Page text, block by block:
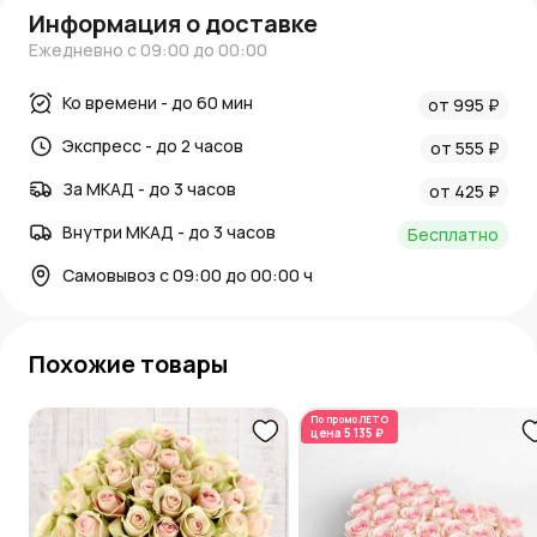
Информация о доставке
Ежедневно с 09:00 до 00:00
Ко времени - до 60 мин
от 995 ₽
Экспресс - до 2 часов
от 555 ₽
За МКАД - до 3 часов
от 425 ₽
Внутри МКАД - до 3 часов
Бесплатно
Самовывоз с 09:00 до 00:00 ч
Похожие товары
По промоЛЕТО
цена 5 135 ₽